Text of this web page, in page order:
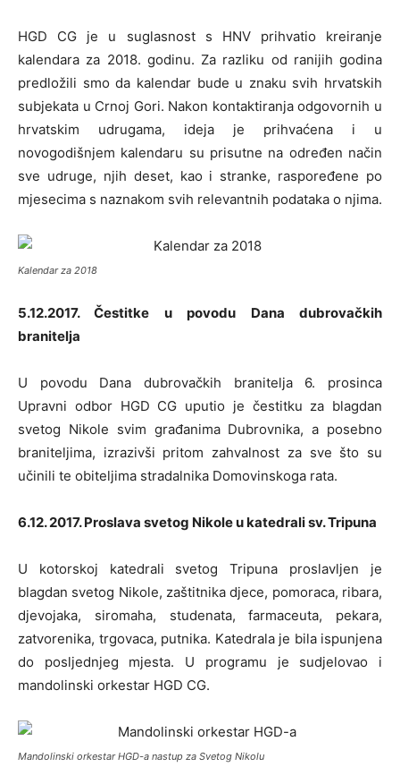
HGD CG je u suglasnost s HNV prihvatio kreiranje
kalendara za 2018. godinu. Za razliku od ranijih godina
predložili smo da kalendar bude u znaku svih hrvatskih
subjekata u Crnoj Gori. Nakon kontaktiranja odgovornih u
hrvatskim udrugama, ideja je prihvaćena i u
novogodišnjem kalendaru su prisutne na određen način
sve udruge, njih deset, kao i stranke, raspoređene po
mjesecima s naznakom svih relevantnih podataka o njima.
Kalendar za 2018
5.12.2017. Čestitke u povodu Dana dubrovačkih
branitelja
U povodu Dana dubrovačkih branitelja 6. prosinca
Upravni odbor HGD CG uputio je čestitku za blagdan
svetog Nikole svim građanima Dubrovnika, a posebno
braniteljima, izrazivši pritom zahvalnost za sve što su
učinili te obiteljima stradalnika Domovinskoga rata.
6.12. 2017. Proslava svetog Nikole u katedrali sv. Tripuna
U kotorskoj katedrali svetog Tripuna proslavljen je
blagdan svetog Nikole, zaštitnika djece, pomoraca, ribara,
djevojaka, siromaha, studenata, farmaceuta, pekara,
zatvorenika, trgovaca, putnika. Katedrala je bila ispunjena
do posljednjeg mjesta. U programu je sudjelovao i
mandolinski orkestar HGD CG.
Mandolinski orkestar HGD-a nastup za Svetog Nikolu